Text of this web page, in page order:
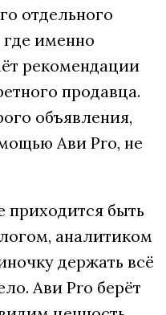
отдельного
где именно
рекомендации
продавца.
объявления,
Ави Pro, не
приходится быть
аналитиком
держать всё
Ави Pro берёт